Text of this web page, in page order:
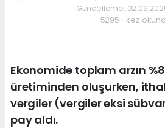
Güncelleme:
5295+ kez
Ekonomide toplam arzın
üretiminden oluşurken,
vergiler (vergiler eksi
pay aldı.